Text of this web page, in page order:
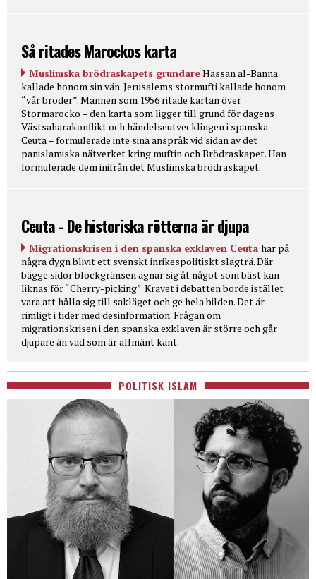
Så ritades Marockos karta
Muslimska brödraskapets grundareHassan al-Banna
kallade honom sin vän. Jerusalems stormufti kallade honom
“vår broder”. Mannen som 1956 ritade kartan över
Stormarocko – den karta som ligger till grund för dagens
Västsaharakonflikt och händelseutvecklingen i spanska
Ceuta – formulerade inte sina anspråk vid sidan av det
panislamiska nätverket kring muftin och Brödraskapet. Han
formulerade dem inifrån det Muslimska brödraskapet.
Ceuta - De historiska rötterna är djupa
Migrationskrisen i den spanska exklaven Ceuta har på
några dygn blivit ett svenskt inrikespolitiskt slagträ. Där
bägge sidor blockgränsen ägnar sig åt något som bäst kan
liknas för “Cherry-picking”. Kravet i debatten borde istället
vara att hålla sig till sakläget och ge hela bilden. Det är
rimligt i tider med desinformation. Frågan om
migrationskrisen i den spanska exklaven är större och går
djupare än vad som är allmänt känt.
POLITISK ISLAM